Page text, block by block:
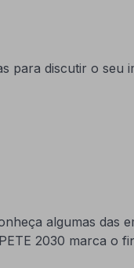
para discutir o seu
algumas das
2030 marca o